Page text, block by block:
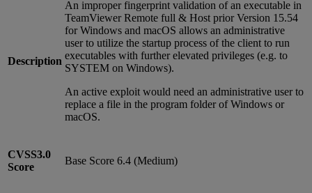
Description
An improper fingerprint validation of an executable in
TeamViewer Remote full & Host prior Version 15.54
for Windows and macOS allows an administrative
user to utilize the startup process of the client to run
executables with further elevated privileges (e.g. to
SYSTEM on Windows).
An active exploit would need an administrative user to
replace a file in the program folder of Windows or
macOS.
CVSS3.0
Score
Base Score 6.4 (Medium)